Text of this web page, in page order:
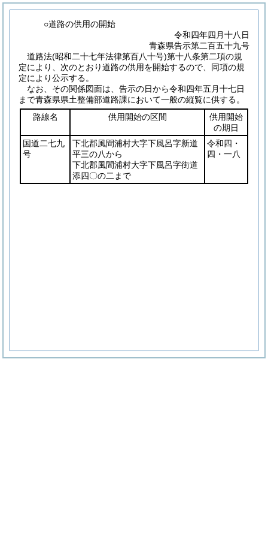
○道路の供用の開始
令和四年四月十八日
青森県告示第二百五十九号
道路法(昭和二十七年法律第百八十号)第十八条第二項の規
定により、次のとおり道路の供用を開始するので、同項の規
定により公示する。
なお、その関係図面は、告示の日から令和四年五月十七日
まで青森県県土整備部道路課において一般の縦覧に供する。
路線名
供用開始の区間
供用開始
の期日
国道二七九
号
下北郡風間浦村大字下風呂字新道
平三の八から
下北郡風間浦村大字下風呂字街道
添四〇の二まで
令和四・
四・一八